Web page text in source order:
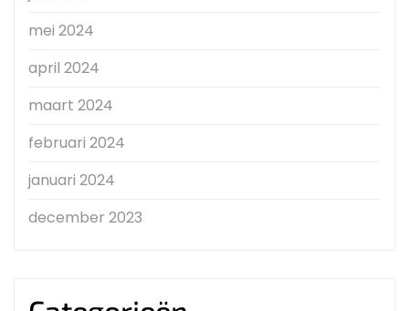
mei 2024
april 2024
maart 2024
februari 2024
januari 2024
december 2023